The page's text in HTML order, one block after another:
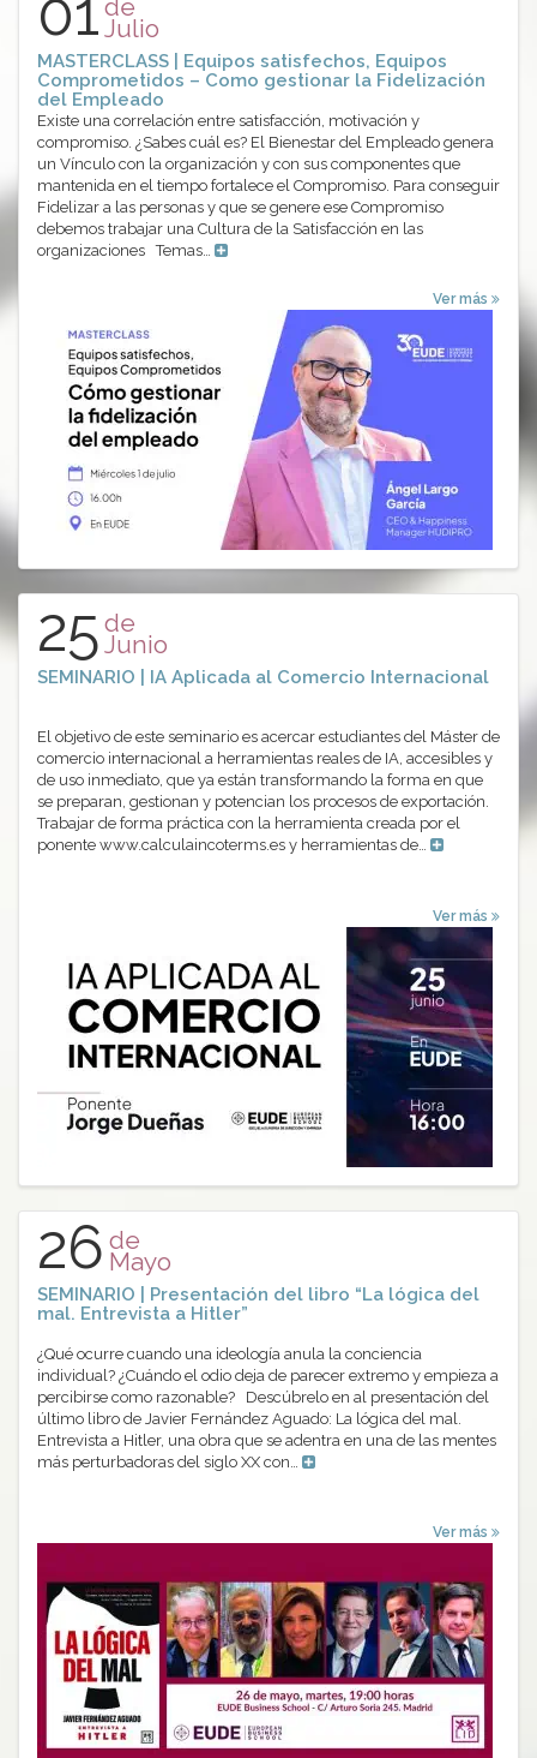
de
Julio
MASTERCLASS | Equipos satisfechos, Equipos
Comprometidos – Como gestionar la Fidelización
del Empleado
Existe una correlación entre satisfacción, motivación y
compromiso. ¿Sabes cuál es? El Bienestar del Empleado genera
un Vínculo con la organización y con sus componentes que
mantenida en el tiempo fortalece el Compromiso. Para conseguir
Fidelizar a las personas y que se genere ese Compromiso
debemos trabajar una Cultura de la Satisfacción en las
organizaciones Temas…
Ver más
25 de
Junio
SEMINARIO | IA Aplicada al Comercio Internacional
El objetivo de este seminario es acercar estudiantes del Máster de
comercio internacional a herramientas reales de IA, accesibles y
de uso inmediato, que ya están transformando la forma en que
se preparan, gestionan y potencian los procesos de exportación.
Trabajar de forma práctica con la herramienta creada por el
ponente www.calculaincoterms.es y herramientas de…
Ver más
26 de
Mayo
SEMINARIO | Presentación del libro “La lógica del
mal. Entrevista a Hitler”
¿Qué ocurre cuando una ideología anula la conciencia
individual? ¿Cuándo el odio deja de parecer extremo y empieza a
percibirse como razonable? Descúbrelo en al presentación del
último libro de Javier Fernández Aguado: La lógica del mal.
Entrevista a Hitler, una obra que se adentra en una de las mentes
más perturbadoras del siglo XX con…
Ver más